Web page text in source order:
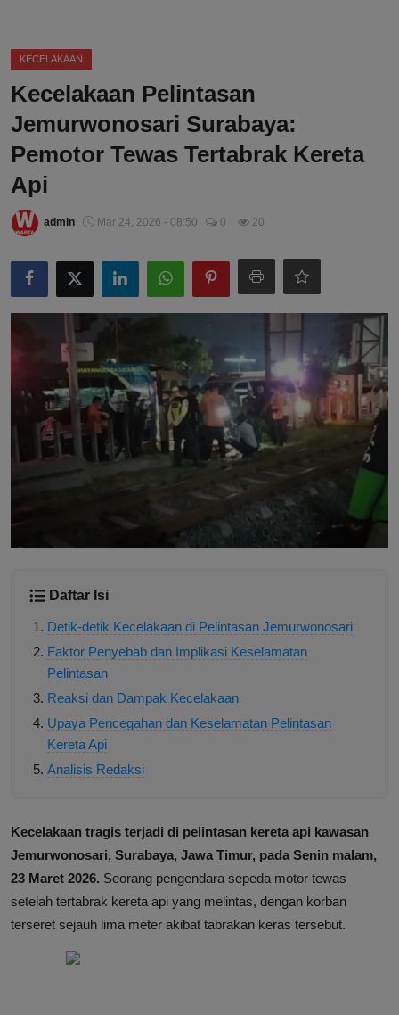
KECELAKAAN
Kecelakaan Pelintasan
Jemurwonosari Surabaya:
Pemotor Tewas Tertabrak Kereta
Api
admin Mar 24, 2026 - 08:50 0 20
Daftar Isi
Detik-detik Kecelakaan di Pelintasan Jemurwonosari
Faktor Penyebab dan Implikasi Keselamatan
Pelintasan
Reaksi dan Dampak Kecelakaan
Upaya Pencegahan dan Keselamatan Pelintasan
Kereta Api
Analisis Redaksi
Kecelakaan tragis terjadi di pelintasan kereta api kawasan
Jemurwonosari, Surabaya, Jawa Timur, pada Senin malam,
23 Maret 2026. Seorang pengendara sepeda motor tewas
setelah tertabrak kereta api yang melintas, dengan korban
terseret sejauh lima meter akibat tabrakan keras tersebut.